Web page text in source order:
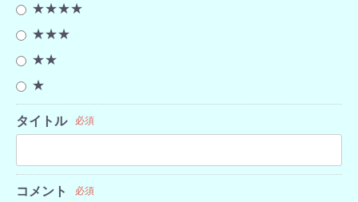
★★★★
★★★
★★
★
タイトル 必須
コメント 必須